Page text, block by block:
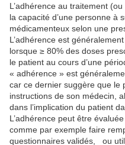
L’adhérence au traitement
la capacité d’une personne à
médicamenteux selon une
L’adhérence est
lorsque ≥ 80% des doses
le patient au cours d’une
« adhérence » est
car ce dernier suggère que le
instructions de son médecin,
dans l’implication du patient
L’adhérence peut être
comme par exemple faire
questionnaires validés, ou